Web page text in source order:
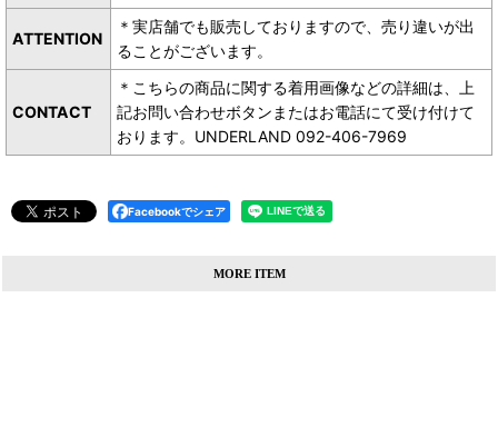
ATTENTION
＊実店舗でも販売しておりますので、売り違いが出
ることがございます。
CONTACT
＊こちらの商品に関する着用画像などの詳細は、上
記お問い合わせボタンまたはお電話にて受け付けて
おります。UNDERLAND 092-406-7969
Facebookでシェア
MORE ITEM